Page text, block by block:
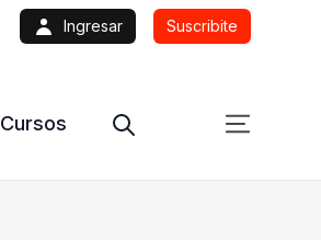
Ingresar Suscribite
Cursos